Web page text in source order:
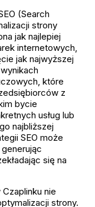
(Search
strony
jak najlepiej
internetowych,
jak najwyższej
które
z
bycie
usług lub
najbliższej
SEO może
się na
nie
strony.